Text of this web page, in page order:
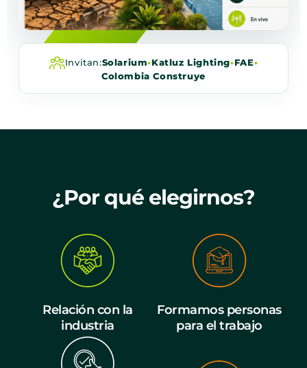
Invitan:Solarium•Katluz Lighting•FAE•
Colombia Construye
¿Por qué elegirnos?
Relación con la
industria
Formamos personas
para el trabajo